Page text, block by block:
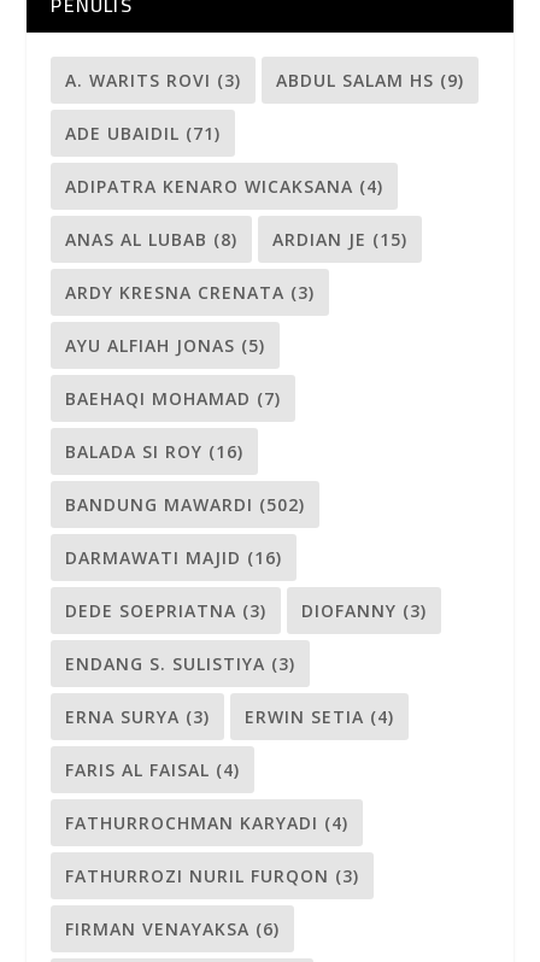
SETYANINGSIH
SUHARYO WIDAGDO(3)
SURYA GEMILANG(7)
TITAN SADEWO(13) TOTO ST RADIK
WAHYU NINGSI(3)
KURUNG BUKA
Kurungbuka.comadalah portal berita yang menyuguhkan
informasi mengenai kegiatan literasi, sastra, seni, dan budaya
baik lokal maupun nasional. Selain daripada itu,
kurungbuka.comjuga berusaha menjadi kawan baik bagi para
terbuka kiriman karya berupa cerita pendek, cerita anak, puisi,
esai, resensi, dan catatan perjalanan (piknik).